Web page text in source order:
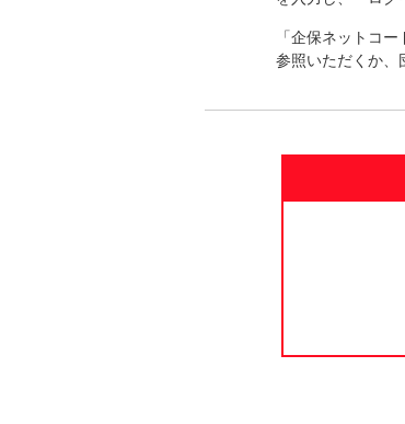
「企保ネットコ
参照いただくか、